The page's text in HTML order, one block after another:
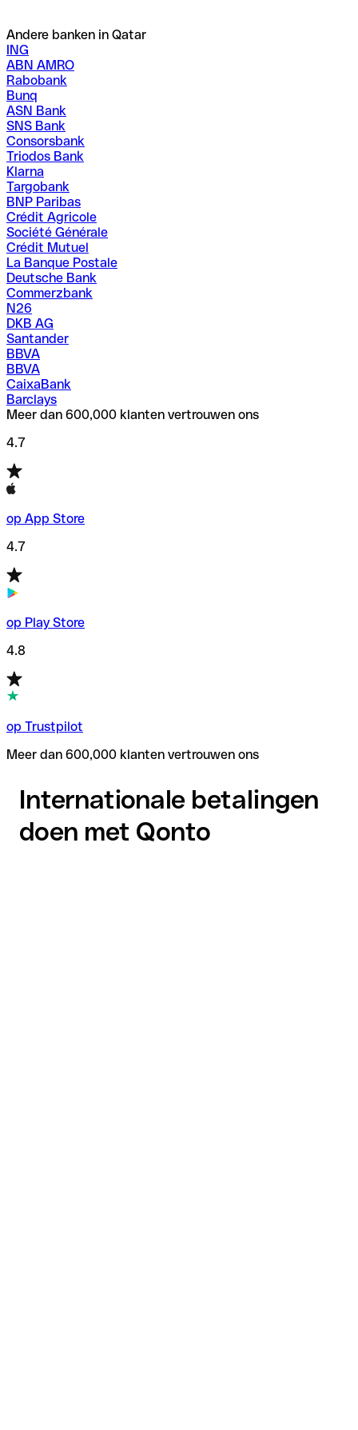
Andere banken in Qatar
ING
ABN AMRO
Rabobank
Bunq
ASN Bank
SNS Bank
Consorsbank
Triodos Bank
Klarna
Targobank
BNP Paribas
Crédit Agricole
Société Générale
Crédit Mutuel
La Banque Postale
Deutsche Bank
Commerzbank
N26
DKB AG
Santander
BBVA
BBVA
CaixaBank
Barclays
Meer dan 600,000 klanten vertrouwen ons
4.7
op App Store
4.7
op Play Store
4.8
op Trustpilot
Meer dan 600,000 klanten vertrouwen ons
Internationale betalingen
doen met Qonto